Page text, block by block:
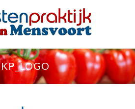
KP_LOGO